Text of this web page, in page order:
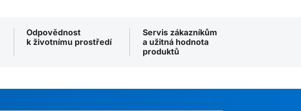
Odpovědnost
k životnímu prostředí
Servis zákazníkům
a užitná hodnota
produktů